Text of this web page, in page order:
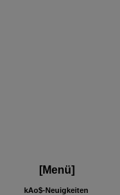
[Menü]
kAo$-Neuigkeiten